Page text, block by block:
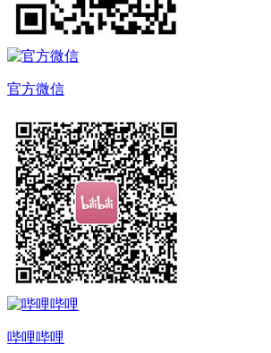
官方微信
哔哩哔哩